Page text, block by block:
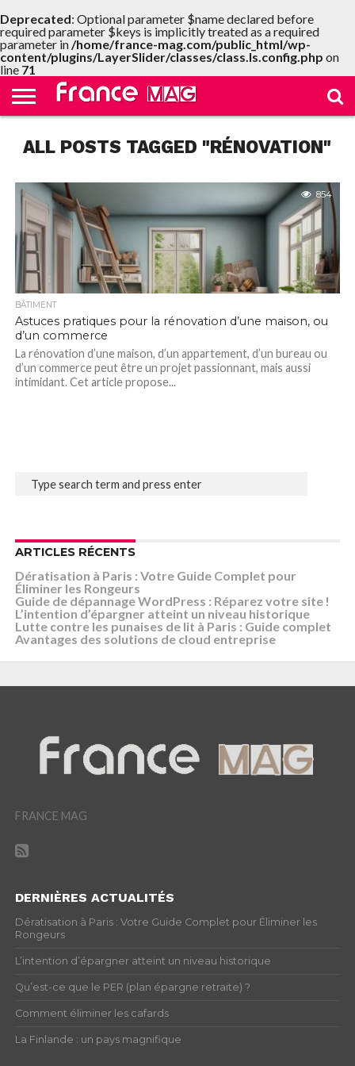
Deprecated: Optional parameter $name declared before
required parameter $keys is implicitly treated as a required
parameter in/home/france-mag.com/public_html/wp-
content/plugins/LayerSlider/classes/class.ls.config.php on
line 71
HELLO
FROM
FRANCE
HOME
TEST
SLIDE
ALL POSTS TAGGED "RÉNOVATION"
854
BÂTIMENT
Astuces pratiques pour la rénovation d’une maison, ou
d’un commerce
La rénovation d’une maison, d’un appartement, d’un bureau ou
d’un commerce peut être un projet passionnant, mais aussi
intimidant. Cet article propose...
ARTICLES RÉCENTS
Dératisation à Paris : Votre Guide Complet pour
Éliminer les Rongeurs
Guide de dépannage WordPress : Réparez votre site !
L’intention d’épargner atteint un niveau historique
Lutte contre les punaises de lit à Paris : Guide complet
Avantages des solutions de cloud entreprise
FRANCE MAG
DERNIÈRES ACTUALITÉS
Dératisation à Paris : Votre Guide Complet pour Éliminer les
Rongeurs
L’intention d’épargner atteint un niveau historique
Qu’est-ce que le PER (plan épargne retraite) ?
Comment éliminer les cafards
La Finlande : un pays magnifique